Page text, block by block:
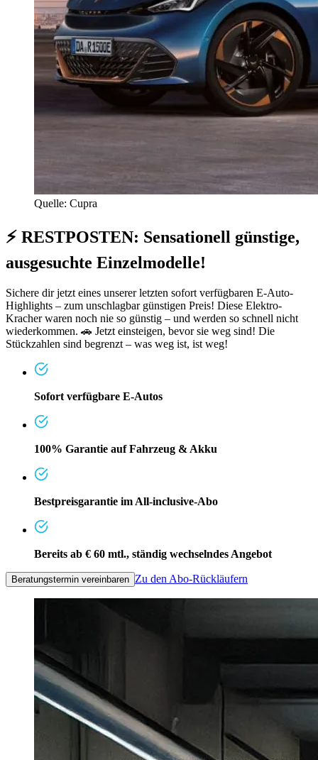
Quelle: Cupra
⚡ RESTPOSTEN: Sensationell günstige,
ausgesuchte Einzelmodelle!
Sichere dir jetzt eines unserer letzten sofort verfügbaren E-Auto-
Highlights – zum unschlagbar günstigen Preis! Diese Elektro-
Kracher waren noch nie so günstig – und werden so schnell nicht
wiederkommen. 🚗 Jetzt einsteigen, bevor sie weg sind! Die
Stückzahlen sind begrenzt – was weg ist, ist weg!
Sofort verfügbare E-Autos
100% Garantie auf Fahrzeug & Akku
Bestpreisgarantie im All-inclusive-Abo
Bereits ab € 60 mtl., ständig wechselndes Angebot
Beratungstermin vereinbaren Zu den Abo-Rückläufern